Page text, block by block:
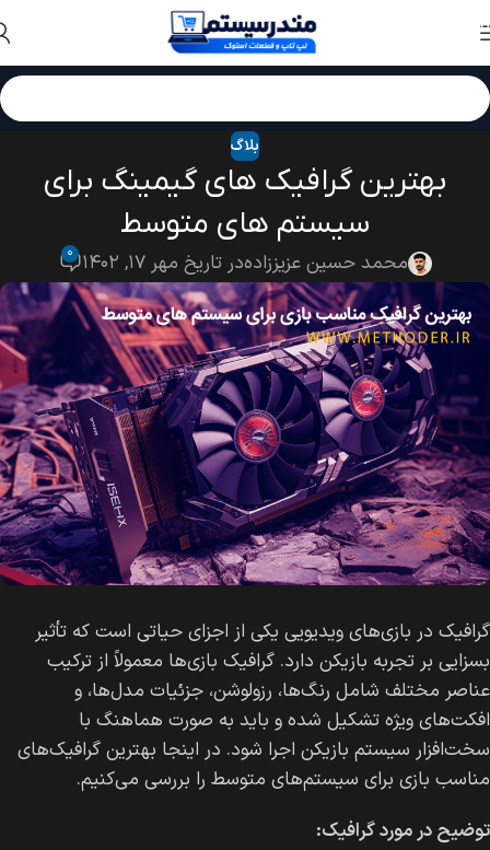
Skip to navigation
Skip to main content
بلاگ
بهترین گرافیک های گیمینگ برای
سیستم های متوسط
محمد حسین عزیززادهدر تاریخ مهر ۱۷, ۱۴۰۲ ۰
گرافیک در بازی‌های ویدیویی یکی از اجزای حیاتی است که تأثیر
بسزایی بر تجربه بازیکن دارد. گرافیک بازی‌ها معمولاً از ترکیب
عناصر مختلف شامل رنگ‌ها، رزولوشن، جزئیات مدل‌ها، و
افکت‌های ویژه تشکیل شده و باید به صورت هماهنگ با
سخت‌افزار سیستم بازیکن اجرا شود. در اینجا بهترین گرافیک‌های
مناسب بازی برای سیستم‌های متوسط را بررسی می‌کنیم.
توضیح در مورد گرافیک: